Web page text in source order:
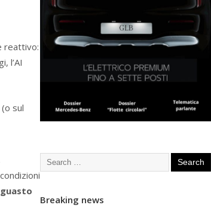
reattivo:
l’AI
sul
Breaking news